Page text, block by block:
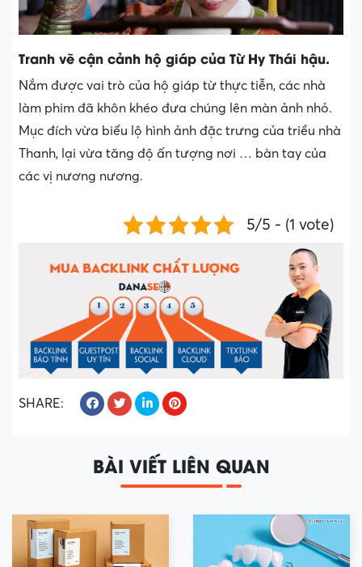
Tranh vẽ cận cảnh hộ giáp của Từ Hy Thái hậu.
Nắm được vai trò của hộ giáp từ thực tiễn, các nhà
làm phim đã khôn khéo đưa chúng lên màn ảnh nhỏ.
Mục đích vừa biểu lộ hình ảnh đặc trưng của triều nhà
Thanh, lại vừa tăng độ ấn tượng nơi … bàn tay của
các vị nương nương.
5/5 - (1 vote)
SHARE:
BÀI VIẾT LIÊN QUAN